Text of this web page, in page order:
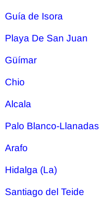
Guía de Isora
Playa De San Juan
Güímar
Chio
Alcala
Palo Blanco-Llanadas
Arafo
Hidalga (La)
Santiago del Teide